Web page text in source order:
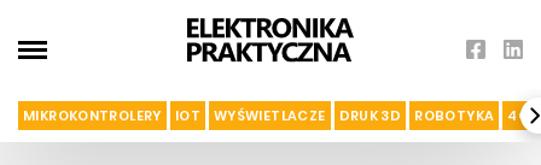
MIKROKONTROLERY IOT WYŚWIETLACZE DRUK 3D ROBOTYKA 4G I